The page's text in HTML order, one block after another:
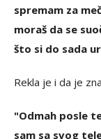
spremam za
moraš da se
što si do sada
Rekla je i da je
"Odmah posle
sam sa svog